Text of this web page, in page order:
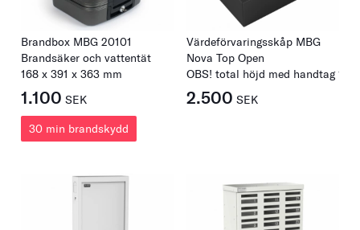
Brandbox MBG 20101
Brandsäker och vattentät
168 x 391 x 363 mm
1.100 SEK
30 min brandskydd
Värdeförvaringsskåp MBG
Nova Top Open
OBS! total höjd med handtag 133
2.500 SEK